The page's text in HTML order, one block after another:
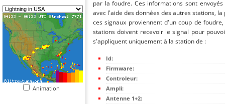
Animation
par la foudre. Ces informations sont
avec l'aide des données des autres stations,
ces signaux proviennent d'un coup de
stations doivent recevoir le signal pour
s'appliquent uniquement à la station de :
Id:
Firmware:
Controleur:
Ampli:
Antenne 1+2: